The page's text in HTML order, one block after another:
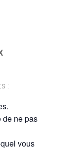
:
de ne pas
vous